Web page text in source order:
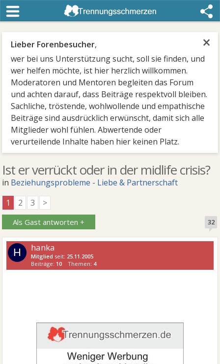
×
Lieber Forenbesucher,
wer bei uns Unterstützung sucht, soll sie finden, und
wer helfen möchte, ist hier herzlich willkommen.
Moderatoren und Mentoren begleiten das Forum
und achten darauf, dass Beiträge respektvoll bleiben.
Sachliche, tröstende, wohlwollende und empathische
Beiträge sind ausdrücklich erwünscht, damit sich alle
Mitglieder wohl fühlen. Abwertende oder
verurteilende Inhalte haben hier keinen Platz.
Ist er verrückt oder in der midlife crisis?
in Beziehungsprobleme - Liebe & Partnerschaft
1
2 3 >
Als Gast antworten + 32
H hanka
Mitglied seit: 25.11.2005
Beiträge: 10 Themen: 4